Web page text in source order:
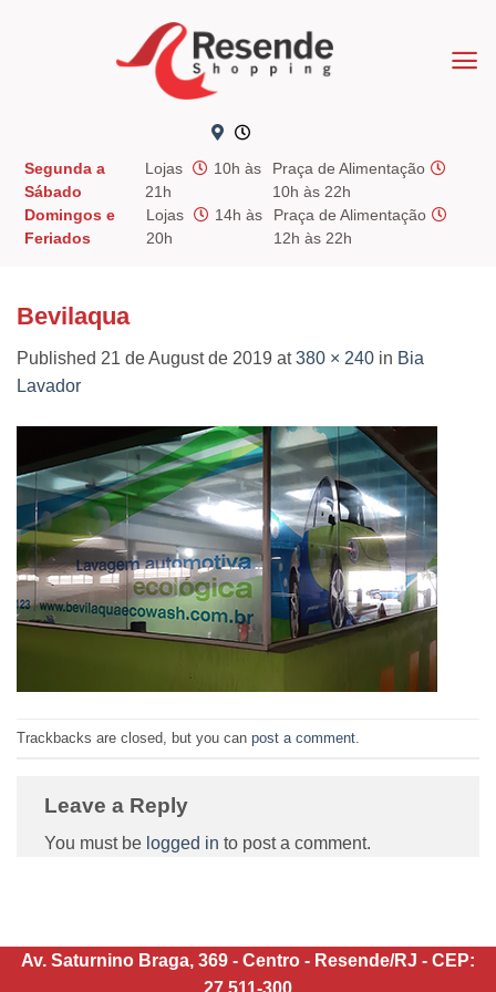
Segunda a
Sábado
Lojas
10h às
21h
Praça de Alimentação
10h às 22h
Domingos e
Feriados
Lojas
14h às
20h
Praça de Alimentação
12h às 22h
Bevilaqua
Published 21 de August de 2019 at380 × 240 in Bia
Lavador
Trackbacks are closed, but you can post a comment
Leave a Reply
You must be logged in to post a comment.
Av. Saturnino Braga, 369 - Centro - Resende/RJ - CEP:
27.511-300